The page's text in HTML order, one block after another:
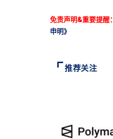
免责声明&重要提醒：
申明》
推荐关注